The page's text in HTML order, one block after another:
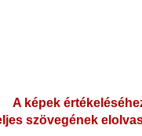
A képek
szövegének